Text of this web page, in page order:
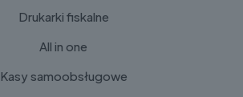
Drukarki fiskalne
All in one
Kasy samoobsługowe